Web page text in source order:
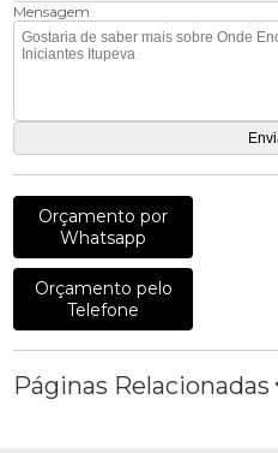
Mensagem
Orçamento por
Whatsapp
Orçamento pelo
Telefone
Páginas Relacionadas